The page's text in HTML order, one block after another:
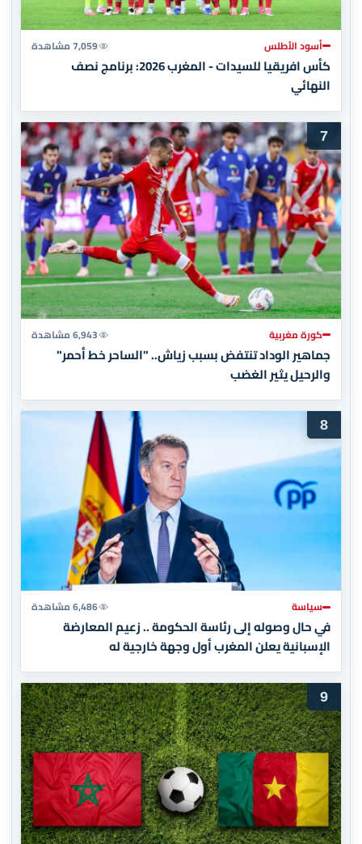
أسود الأطلس 7,059 مشاهدة
كأس افريقيا للسيدات - المغرب 2026: برنامج نصف
النهائي
7
كورة مغربية 6,943 مشاهدة
جماهير الوداد تنتفض بسبب زياش.. "الساحر خط أحمر"
والرحيل يثير الغضب
8
سياسة 6,486 مشاهدة
في حال وصوله إلى رئاسة الحكومة .. زعيم المعارضة
الإسبانية يعلن المغرب أول وجهة خارجية له
9